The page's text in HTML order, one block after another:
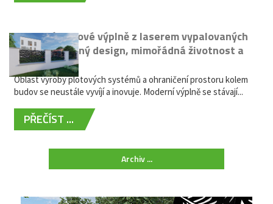
Moderní plotové výplně z laserem vypalovaných
kovů: výjimečný design, mimořádná životnost a
žádná údržba
Oblast výroby plotových systémů a ohraničení prostoru kolem
budov se neustále vyvíjí a inovuje. Moderní výplně se stávají...
PŘEČÍST ...
Archiv ...